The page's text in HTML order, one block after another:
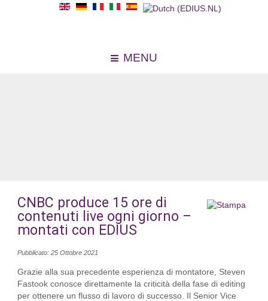
MENU
CNBC produce 15 ore di
contenuti live ogni giorno –
montati con EDIUS
Pubblicato: 25 Ottobre 2021
Grazie alla sua precedente esperienza di montatore, Steven
Fastook conosce direttamente la criticità della fase di editing
per ottenere un flusso di lavoro di successo. Il Senior Vice